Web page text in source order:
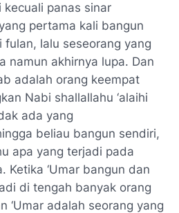
kecuali panas sinar
pertama kali bangun
fulan, lalu seseorang yang
namun akhirnya lupa. Dan
adalah orang keempat
Nabi shallallahu ‘alaihi
ada yang
beliau bangun sendiri,
apa yang terjadi pada
Ketika ‘Umar bangun dan
di tengah banyak orang
‘Umar adalah seorang yang